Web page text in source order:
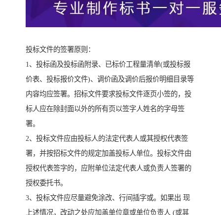
投标文件的签署原则：
1、投标函及投标函附录、已标价工程量清单(或投标报
价表、投标报价文件)、调价函及调价后报价明细目录等
内容均应签署。招标文件要求投标文件逐页小签的，投
标人应在除封面以外的所有页以签字人姓名的字母签
署。
2、投标文件应由投标人的法定代表人或其授权代表签
署，并按招标文件的规定加盖投标人单位。投标文件由
授权代表签字的，应附单位法定代表人或负责人签署的
授权委托书。
3、投标文件应尽量避免涂改、行间插字或。如果出 现
上述情况，改动之处应加盖单位章或单位负责人 (或其